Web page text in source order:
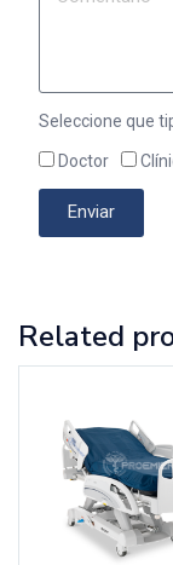
Seleccione que
Doctor
Enviar
Related